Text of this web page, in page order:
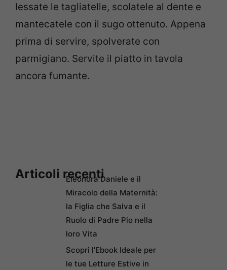
lessate le tagliatelle, scolatele al dente e
mantecatele con il sugo ottenuto. Appena
prima di servire, spolverate con
parmigiano. Servite il piatto in tavola
ancora fumante.
Articoli recentiEleonora Daniele e il
Miracolo della Maternità:
la Figlia che Salva e il
Ruolo di Padre Pio nella
loro Vita
Scopri l’Ebook Ideale per
le tue Letture Estive in